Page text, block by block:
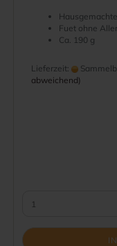
Fuet ohne
Ca. 190 g
Lieferzeit:
abweichend)